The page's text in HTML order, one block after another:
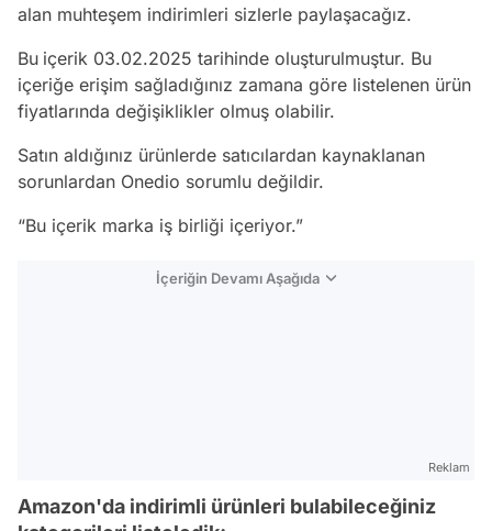
alan muhteşem indirimleri sizlerle paylaşacağız.
Bu içerik 03.02.2025 tarihinde oluşturulmuştur. Bu
içeriğe erişim sağladığınız zamana göre listelenen ürün
fiyatlarında değişiklikler olmuş olabilir.
Satın aldığınız ürünlerde satıcılardan kaynaklanan
sorunlardan Onedio sorumlu değildir.
“Bu içerik marka iş birliği içeriyor.”
İçeriğin Devamı Aşağıda
Reklam
Amazon'da indirimli ürünleri bulabileceğiniz